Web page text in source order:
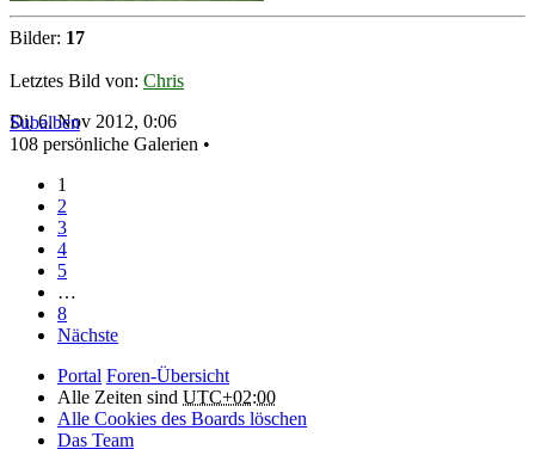
Bilder: 17
Letztes Bild von: Chris
Di, 6. Nov 2012, 0:06
Subalben
108 persönliche Galerien •
1
2
3
4
5
…
8
Nächste
Portal Foren-Übersicht
Alle Zeiten sind UTC+02:00
Alle Cookies des Boards löschen
Das Team